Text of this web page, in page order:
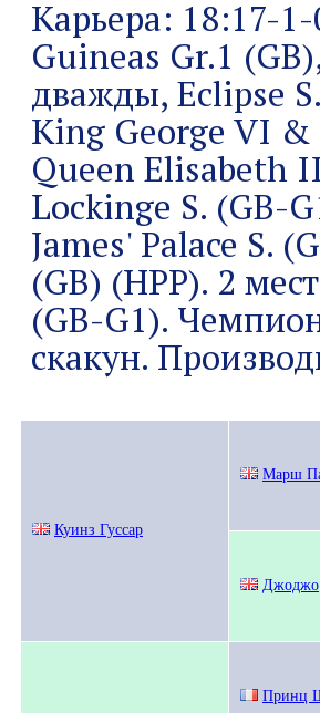
Карьера: 18:17-
Guineas Gr.1
дважды, Eclipse
King George VI &
Queen Elisabeth
Lockinge S. (GB-
James' Palace S.
(GB) (НРР). 2
(GB-G1).
скакун.
Куинз Гуссар
Марш
Джоджо
Принц